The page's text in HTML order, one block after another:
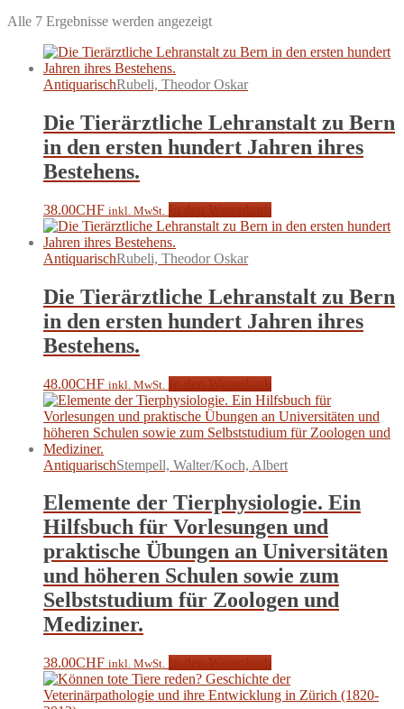
Alle 7 Ergebnisse werden angezeigt
AntiquarischRubeli, Theodor Oskar
Die Tierärztliche Lehranstalt zu Bern
in den ersten hundert Jahren ihres
Bestehens.
38.00CHF inkl. MwSt.
AntiquarischRubeli, Theodor Oskar
Die Tierärztliche Lehranstalt zu Bern
in den ersten hundert Jahren ihres
Bestehens.
48.00CHF inkl. MwSt.
AntiquarischStempell, Walter/Koch, Albert
Elemente der Tierphysiologie. Ein
Hilfsbuch für Vorlesungen und
praktische Übungen an Universitäten
und höheren Schulen sowie zum
Selbststudium für Zoologen und
Mediziner.
38.00CHF inkl. MwSt.